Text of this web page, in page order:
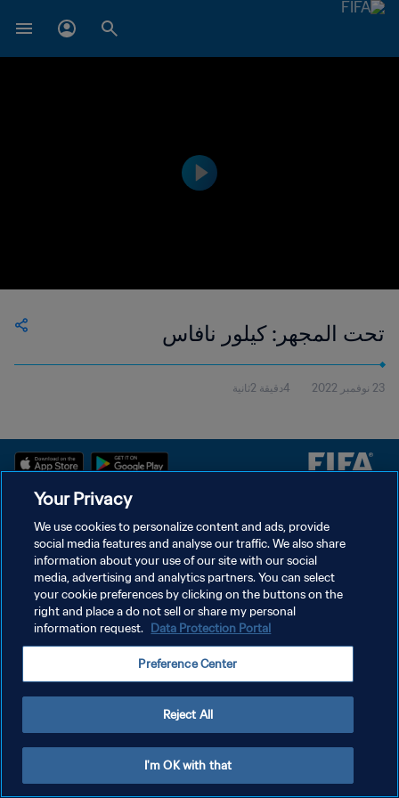
تحت المجهر: كيلور نافاس
23 نوفمبر 2022 4دقيقة 2ثانية
شروط الخدمة
إدارة تفضيلات ملفات تعريف الارتباط
حقوق النشر والطبع والتأليف © ١٩٩٤ - ٢٠٢٦ FIFA. جميع الحقوق محفوظة.
Your Privacy
We use cookies to personalize content and ads, provide
social media features and analyse our traffic. We also share
information about your use of our site with our social
media, advertising and analytics partners. You can select
your cookie preferences by clicking on the buttons on the
right and place a do not sell or share my personal
information request. Data Protection Portal
Preference Center
Reject All
I'm OK with that